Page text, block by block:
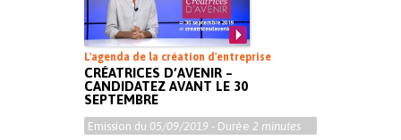
L'agenda de la création d'entreprise
CRÉATRICES D’AVENIR –
CANDIDATEZ AVANT LE 30
SEPTEMBRE
Emission du 05/09/2019 - Durée 2 minutes